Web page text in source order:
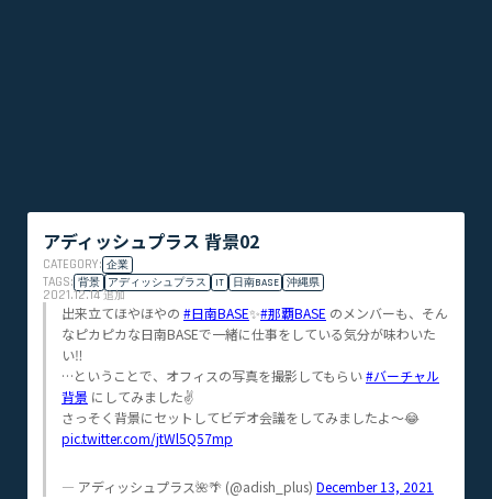
アディッシュプラス 背景02
CATEGORY: 企業
TAGS: 背景 アディッシュプラス IT 日南BASE 沖縄県
2021.12.14追加
出来立てほやほやの #日南BASE✨#那覇BASE のメンバーも、そん
なピカピカな日南BASEで一緒に仕事をしている気分が味わいた
い‼
…ということで、オフィスの写真を撮影してもらい#バーチャル
背景 にしてみました✌
さっそく背景にセットしてビデオ会議をしてみましたよ～😂
pic.twitter.com/jtWl5Q57mp
— アディッシュプラス🌺🌴 (@adish_plus) December 13, 2021